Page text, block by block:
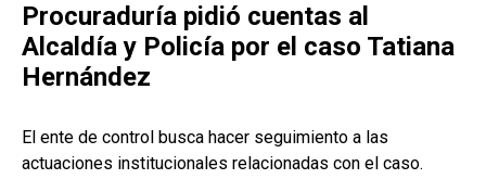
Procuraduría pidió cuentas al
Alcaldía y Policía por el caso Tatiana
Hernández
El ente de control busca hacer seguimiento a las
actuaciones institucionales relacionadas con el caso.